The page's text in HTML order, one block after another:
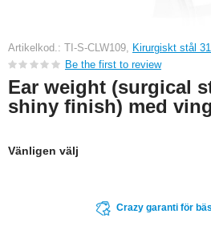
Artikelkod.: TI-S-CLW109, Kirurgiskt stål
Be the first to review
Ear weight (surgical
shiny finish) med
Vänligen välj
Crazy garanti för